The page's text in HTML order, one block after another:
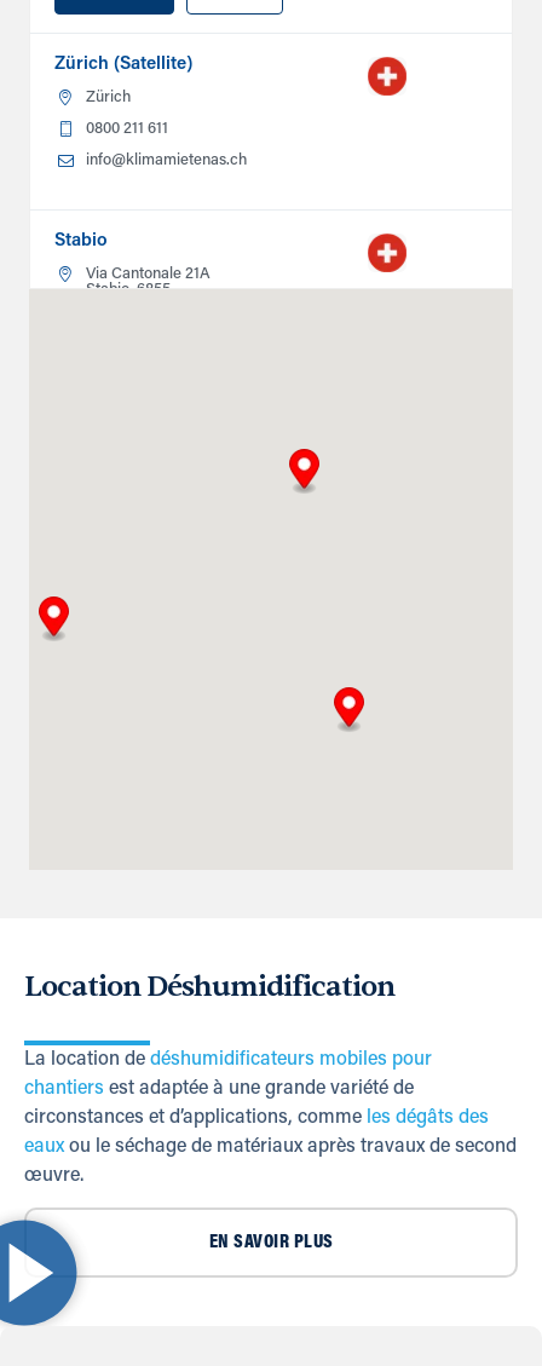
Zürich (Satellite)
Zürich
0800 211 611
info@klimamietenas.ch
Stabio
Via Cantonale 21A
Stabio, 6855
Location Déshumidification
La location de déshumidificateurs mobiles pour
chantiers est adaptée à une grande variété de
circonstances et d’applications, comme les dégâts des
eauxou le séchage de matériaux après travaux de second
œuvre.
EN SAVOIR PLUS